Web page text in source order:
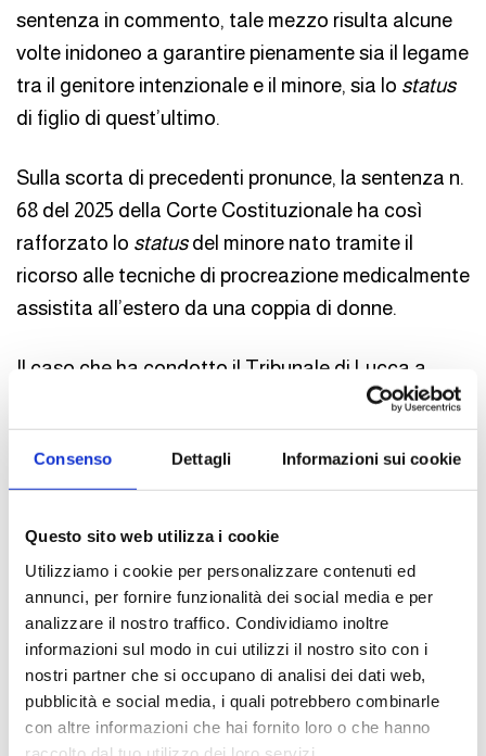
Consenso Dettagli Informazioni sui cookie
Questo sito web utilizza i cookie
Utilizziamo i cookie per personalizzare contenuti ed
annunci, per fornire funzionalità dei social media e per
analizzare il nostro traffico. Condividiamo inoltre
informazioni sul modo in cui utilizzi il nostro sito con i
nostri partner che si occupano di analisi dei dati web,
pubblicità e social media, i quali potrebbero combinarle
con altre informazioni che hai fornito loro o che hanno
sentenza in commento, tale mezzo risulta alcune
volte inidoneo a garantire pienamente sia il legame
tra il genitore intenzionale e il minore, sia lo status
di figlio di quest’ultimo.
Sulla scorta di precedenti pronunce, la sentenza n.
68 del 2025 della Corte Costituzionale ha così
rafforzato lo statusdel minore nato tramite il
ricorso alle tecniche di procreazione medicalmente
assistita all’estero da una coppia di donne.
Il caso che ha condotto il Tribunale di Lucca a
sollevare questione di legittimità costituzionale
degli artt. 8 e 9 della Legge n. 40/2004, riguardava
una causa promossa da una coppia di donne che
aveva fatto ricorso, all’estero, a tecniche di
fecondazione assistita. Il bambino, nato in Italia,
era stato iscritto al registro anagrafico come figlio
di entrambe le genitrici (quella “biologica”, che lo
aveva partorito, e quella “intenzionale”, che aveva
prestato il proprio consenso alla fecondazione
assistita). A seguito dell’iscrizione nel registro, il
Pubblico Ministero aveva impugnato l’atto di